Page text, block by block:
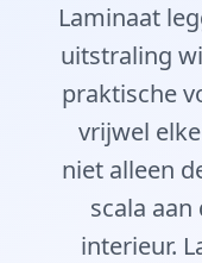
Laminaat
uitstraling
praktische
vrijwel
niet alleen
scala
interieur.